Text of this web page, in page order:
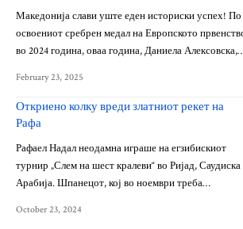
Македонија слави уште еден историски успех! По
освоениот сребрен медал на Европското
во 2024 година, оваа година, Даниела
February 23, 2025
Откриено колку вреди златниот рекет на
Рафа
Рафаел Надал неодамна играше на егзибискиот
турнир „Слем на шест кралеви“ во Ријад, Саудиска
Арабија. Шпанецот, кој во ноември треба…
October 23, 2024